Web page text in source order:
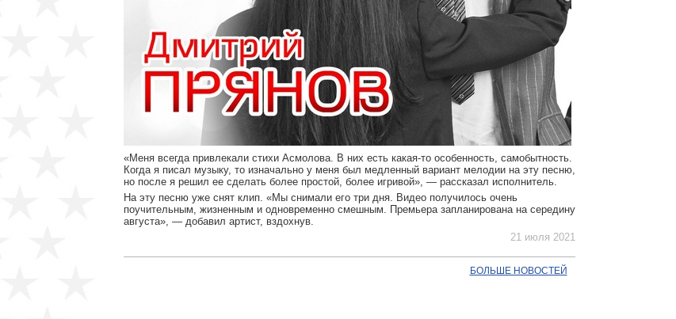
«Меня всегда привлекали стихи Асмолова. В них есть какая-то особенность, самобытность.
Когда я писал музыку, то изначально у меня был медленный вариант мелодии на эту песню,
но после я решил ее сделать более простой, более игривой», — рассказал исполнитель.
На эту песню уже снят клип. «Мы снимали его три дня. Видео получилось очень
поучительным, жизненным и одновременно смешным. Премьера запланирована на середину
августа», — добавил артист, вздохнув.
21 июля 2021
БОЛЬШЕ НОВОСТЕЙ